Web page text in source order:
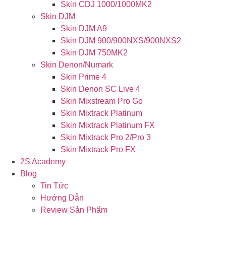
Skin CDJ 1000/1000MK2
Skin DJM
Skin DJM A9
Skin DJM 900/900NXS/900NXS2
Skin DJM 750MK2
Skin Denon/Numark
Skin Prime 4
Skin Denon SC Live 4
Skin Mixstream Pro Go
Skin Mixtrack Platinum
Skin Mixtrack Platinum FX
Skin Mixtrack Pro 2/Pro 3
Skin Mixtrack Pro FX
2S Academy
Blog
Tin Tức
Hướng Dẫn
Review Sản Phẩm